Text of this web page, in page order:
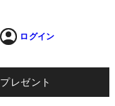
ログイン
プレゼント